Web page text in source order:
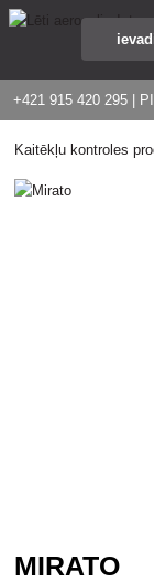
+421 915 420 295 |
Kaitēkļu kontroles
MIRATO